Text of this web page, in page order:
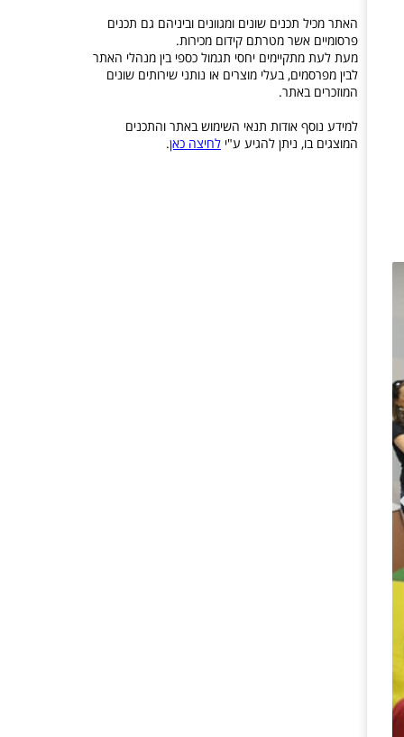
האתר מכיל תכנים שונים ומגוונים וביניהם גם תכנים
פרסומיים אשר מטרתם קידום מכירות.
מעת לעת מתקיימים יחסי תגמול כספי בין מנהלי האתר
לבין מפרסמים, בעלי מוצרים או נותני שירותים שונים
המוזכרים באתר.
למידע נוסף אודות תנאי השימוש באתר והתכנים
המוצגים בו, ניתן להגיע ע"י לחיצה כאן.